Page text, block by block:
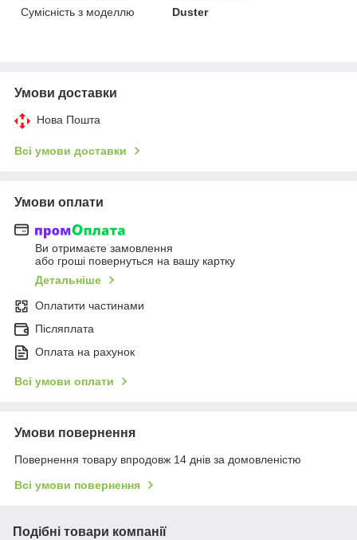
Сумісність з моделлю
Duster
Умови доставки
Нова Пошта
Всі умови доставки
Умови оплати
Ви отримаєте замовлення
або гроші повернуться на вашу картку
Детальніше
Оплатити частинами
Післяплата
Оплата на рахунок
Всі умови оплати
Умови повернення
Повернення товару впродовж 14 днів за домовленістю
Всі умови повернення
Подібні товари компанії